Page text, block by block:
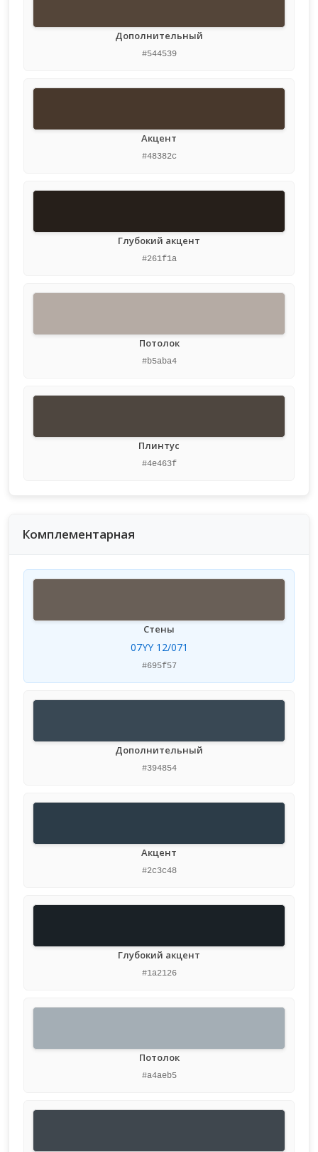
Дополнительный
#544539
Акцент
#48382c
Глубокий акцент
#261f1a
Потолок
#b5aba4
Плинтус
#4e463f
Комплементарная
Стены
07YY 12/071
#695f57
Дополнительный
#394854
Акцент
#2c3c48
Глубокий акцент
#1a2126
Потолок
#a4aeb5